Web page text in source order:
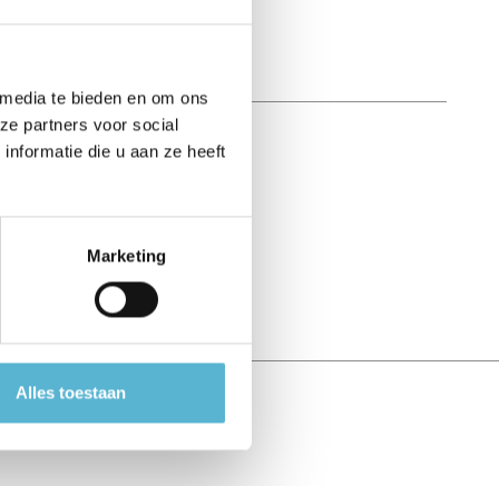
te bieden en om ons
partners voor social
die u aan ze heeft
Marketing
Alles toestaan